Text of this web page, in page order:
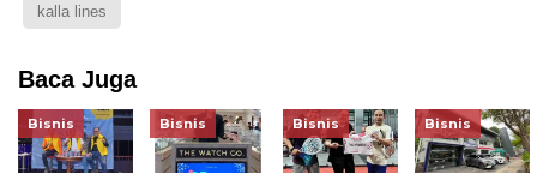
kalla lines
Baca Juga
Bisnis Bisnis Bisnis Bisnis